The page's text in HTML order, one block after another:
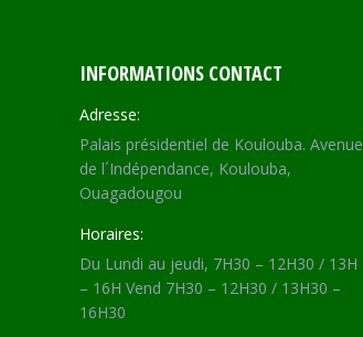
INFORMATIONS CONTACT
Adresse:
Palais présidentiel de Koulouba. Avenue
de l´Indépendance, Koulouba,
Ouagadougou
Horaires:
Du Lundi au jeudi, 7H30 – 12H30 / 13H
– 16H Vend 7H30 – 12H30 / 13H30 –
16H30